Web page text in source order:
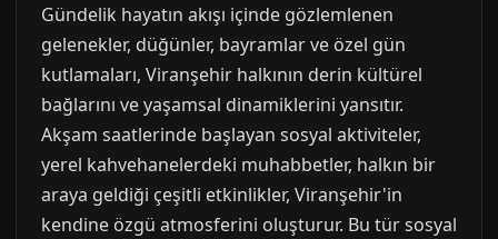
Gündelik hayatın akışı içinde gözlemlenen
gelenekler, düğünler, bayramlar ve özel gün
kutlamaları, Viranşehir halkının derin kültürel
bağlarını ve yaşamsal dinamiklerini yansıtır.
Akşam saatlerinde başlayan sosyal aktiviteler,
yerel kahvehanelerdeki muhabbetler, halkın bir
araya geldiği çeşitli etkinlikler, Viranşehir'in
kendine özgü atmosferini oluşturur. Bu tür sosyal